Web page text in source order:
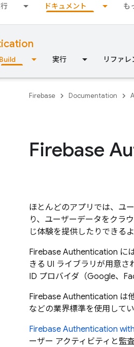
ドキュメント も
Build 実行 リファレ
Firebase Documentation
Firebase
ほとんどのアプリでは、ユ
り、ユーザーデータをクラ
じ体験を提供したりできるよ
Firebase Authentication に
きる UI ライブラリが用意
ID プロバイダ（Google、
Firebase Authentication は
などの業界標準を使用して
Firebase Authentication
ーザー アクティビティと監